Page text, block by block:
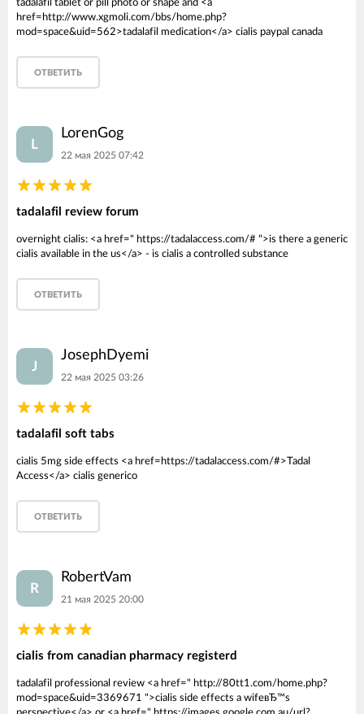
tadalafil tablet or pill photo or shape and <a
href=http://www.xgmoli.com/bbs/home.php?
mod=space&uid=562>tadalafil medication</a> cialis paypal canada
ОТВЕТИТЬ
L
LorenGog
22 мая 2025 07:42
tadalafil review forum
overnight cialis: <a href=" https://tadalaccess.com/# ">is there a generic
cialis available in the us</a> - is cialis a controlled substance
ОТВЕТИТЬ
J
JosephDyemi
22 мая 2025 03:26
tadalafil soft tabs
cialis 5mg side effects <a href=https://tadalaccess.com/#>Tadal
Access</a> cialis generico
ОТВЕТИТЬ
R
RobertVam
21 мая 2025 20:00
cialis from canadian pharmacy registerd
tadalafil professional review <a href=" http://80tt1.com/home.php?
mod=space&uid=3369671 ">cialis side effects a wifeвЂ™s